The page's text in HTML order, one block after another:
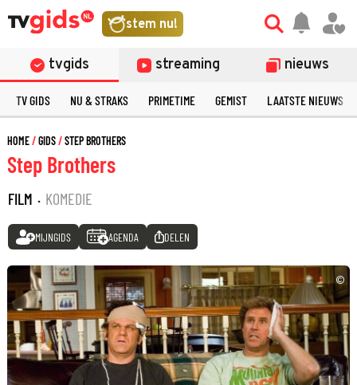
stem nu!
tvgids streaming nieuws
TV GIDS NU & STRAKS PRIMETIME GEMIST LAATSTE NIEUWS
HOME GIDS STEP BROTHERS
Step Brothers
FILM · KOMEDIE
MIJNGIDS AGENDA DELEN
©